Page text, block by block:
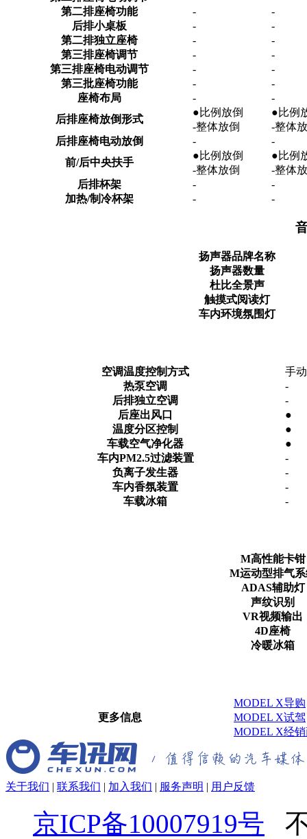
第二排座椅功能
-
-
后排小桌板
-
-
第二排独立座椅
-
-
第三排座椅调节
-
-
第三排座椅电动调节
-
-
第三批座椅功能
-
-
座椅布局
-
-
后排座椅放倒形式
●比例放倒
-整体放倒
●比例
-整体
后排座椅电动放倒
-
-
前/后中央扶手
●比例放倒
-整体放倒
●比例
-整体
后排杯架
-
-
加热/制冷杯架
- -
扬声器品牌名称
扬声器数量
杜比全景声
触摸式阅读灯
车内环境氛围灯
空调温度控制方式
手动
热泵空调
-
后排独立空调
-
后座出风口
●
温度分区控制
●
车载空气净化器
●
车内PM2.5过滤装置
-
负离子发生器
-
车内香氛装置
-
车载冰箱
-
M高性能卡钳
M运动型排气
ADAS辅助灯
声纹识别
VR视频输出
4D座椅
冷暖冰箱
更多信息
MODEL X导购
MODEL X试驾
MODEL X经
关于我们 | 联系我们 | 加入我们 | 服务声明 | 用户反馈
京ICP备10007919号